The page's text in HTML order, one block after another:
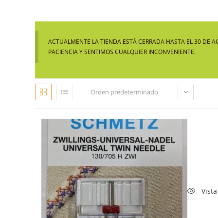
ACTUALMENTE LA TIENDA ESTÁ CERRADA HASTA EL 30 DE
PACIENCIA Y SENTIMOS CUALQUIER INCONVENIENTE.
Orden predeterminado
Vista